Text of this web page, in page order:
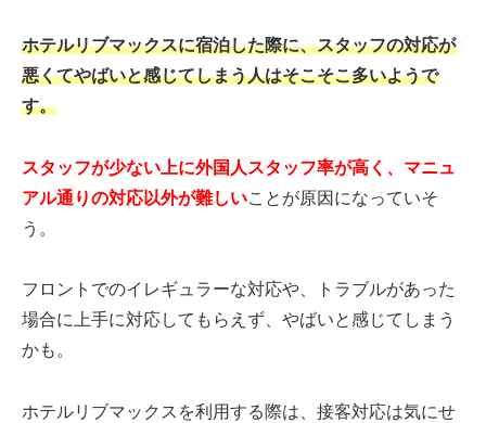
ホテルリブマックスに宿泊した際に、スタッフの対応が
悪くてやばいと感じてしまう人はそこそこ多いようで
す。
スタッフが少ない上に外国人スタッフ率が高く、マニュ
アル通りの対応以外が難しいことが原因になっていそ
う。
フロントでのイレギュラーな対応や、トラブルがあった
場合に上手に対応してもらえず、やばいと感じてしまう
かも。
ホテルリブマックスを利用する際は、接客対応は気にせ